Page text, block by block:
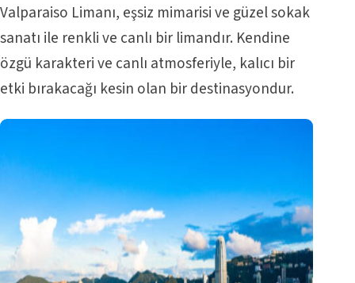
Valparaiso Limanı, eşsiz mimarisi ve güzel sokak
sanatı ile renkli ve canlı bir limandır. Kendine
özgü karakteri ve canlı atmosferiyle, kalıcı bir
etki bırakacağı kesin olan bir destinasyondur.